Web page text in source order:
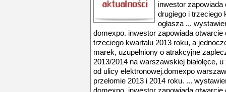
inwestor zapowiada
drugiego i trzeciego
ogłasza ...
domexpo. inwestor zapowiada otwarcie
trzeciego kwartału 2013 roku, a
marek, uzupełniony o atrakcyjne
2013/2014 na warszawskiej białołęce,
od ulicy elektronowej.domexpo
przełomie 2013 i 2014 roku. ...